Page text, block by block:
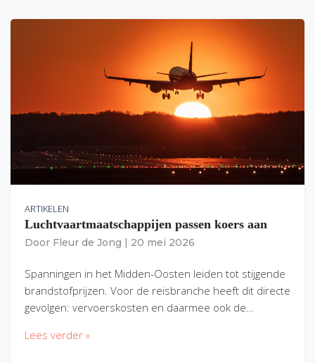
ARTIKELEN
Luchtvaartmaatschappijen passen koers aan
Door Fleur de Jong 20 mei 2026
Spanningen in het Midden-Oosten leiden tot stijgende
brandstofprijzen. Voor de reisbranche heeft dit directe
gevolgen: vervoerskosten en daarmee ook de…
Lees verder »